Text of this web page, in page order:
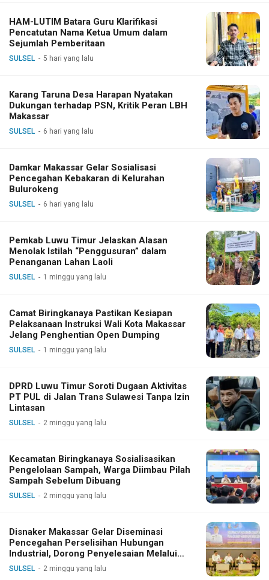
HAM-LUTIM Batara Guru Klarifikasi
Pencatutan Nama Ketua Umum dalam
Sejumlah Pemberitaan
SULSEL 5 hari yang lalu
Karang Taruna Desa Harapan Nyatakan
Dukungan terhadap PSN, Kritik Peran LBH
Makassar
SULSEL 6 hari yang lalu
Damkar Makassar Gelar Sosialisasi
Pencegahan Kebakaran di Kelurahan
Bulurokeng
SULSEL 6 hari yang lalu
Pemkab Luwu Timur Jelaskan Alasan
Menolak Istilah “Penggusuran” dalam
Penanganan Lahan Laoli
SULSEL 1 minggu yang lalu
Camat Biringkanaya Pastikan Kesiapan
Pelaksanaan Instruksi Wali Kota Makassar
Jelang Penghentian Open Dumping
SULSEL 1 minggu yang lalu
DPRD Luwu Timur Soroti Dugaan Aktivitas
PT PUL di Jalan Trans Sulawesi Tanpa Izin
Lintasan
SULSEL 2 minggu yang lalu
Kecamatan Biringkanaya Sosialisasikan
Pengelolaan Sampah, Warga Diimbau Pilah
Sampah Sebelum Dibuang
SULSEL 2 minggu yang lalu
Disnaker Makassar Gelar Diseminasi
Pencegahan Perselisihan Hubungan
Industrial, Dorong Penyelesaian Melalui
Dialog
SULSEL 2 minggu yang lalu